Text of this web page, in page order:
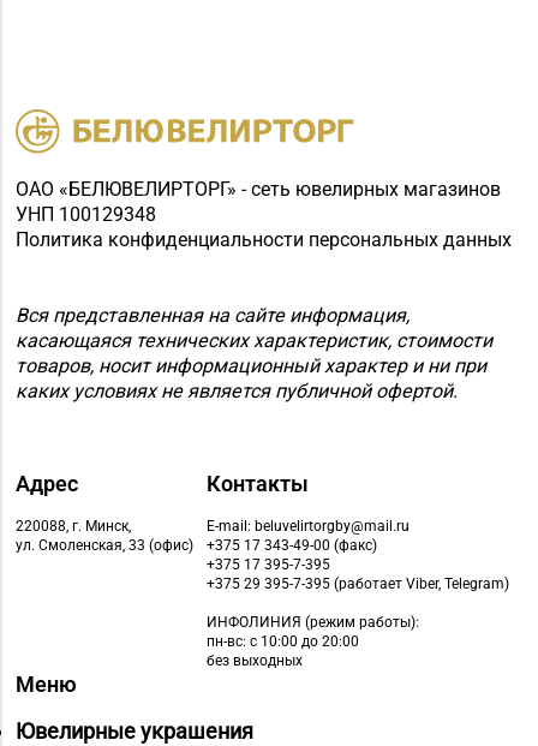
ОАО «БЕЛЮВЕЛИРТОРГ» - сеть ювелирных магазинов
УНП 100129348
Политика конфиденциальности персональных данных
Вся представленная на сайте информация,
касающаяся технических характеристик, стоимости
товаров, носит информационный характер и ни при
каких условиях не является публичной офертой.
Адрес
220088, г. Минск,
ул. Смоленская, 33 (офис)
Контакты
E-mail: beluvelirtorgby@mail.ru
+375 17 343-49-00 (факс)
+375 17 395-7-395
+375 29 395-7-395 (работает Viber, Telegram)
ИНФОЛИНИЯ (режим работы):
пн-вс: с 10:00 до 20:00
без выходных
Меню
Ювелирные украшения